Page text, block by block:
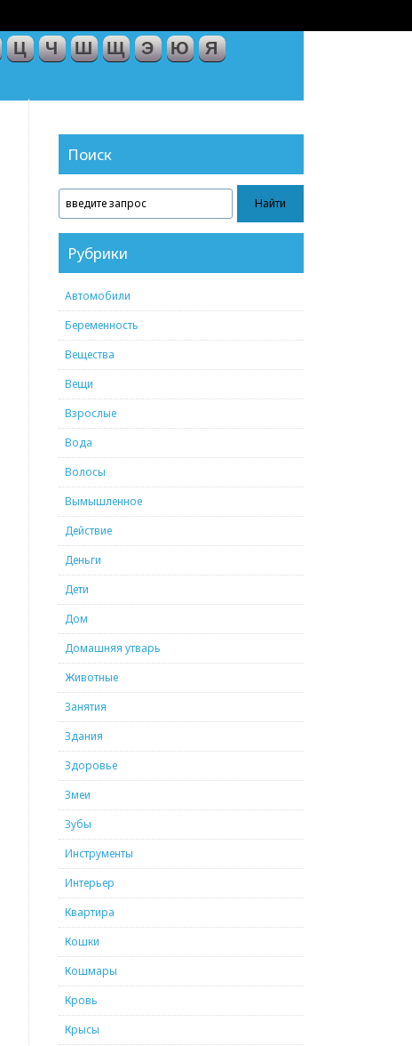
Ц Ч Ш Щ Э Ю Я
Поиск
Рубрики
Автомобили
Беременность
Вещества
Вещи
Взрослые
Вода
Волосы
Вымышленное
Действие
Деньги
Дети
Дом
Домашняя утварь
Животные
Занятия
Здания
Здоровье
Змеи
Зубы
Инструменты
Интерьер
Квартира
Кошки
Кошмары
Кровь
Крысы